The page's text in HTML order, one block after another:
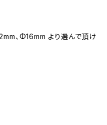
、Φ16mm より選んで頂け